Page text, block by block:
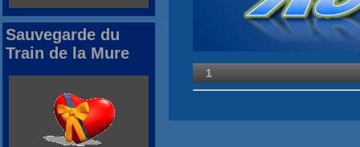
1
Sauvegarde du
Train de la Mure